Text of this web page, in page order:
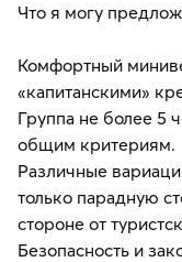
Что я могу
Комфортный
«капитанскими»
Группа не более 5
общим критериям.
Различные
только парадную
стороне от
Безопасность и